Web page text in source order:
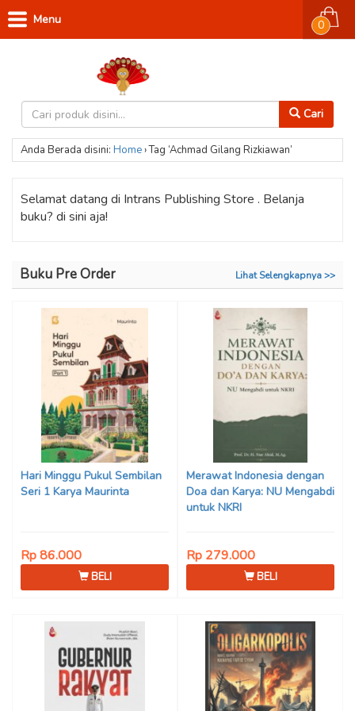
Cari
0
Menu
Anda Berada disini: Home›Tag ‘Achmad Gilang Rizkiawan’
Selamat datang di Intrans Publishing Store . Belanja
buku? di sini aja!
Buku Pre Order Lihat Selengkapnya >>
Hari Minggu Pukul Sembilan
Seri 1 Karya Maurinta
Rp 86.000
BELI
Merawat Indonesia dengan
Doa dan Karya: NU Mengabdi
untuk NKRI
Rp 279.000
BELI